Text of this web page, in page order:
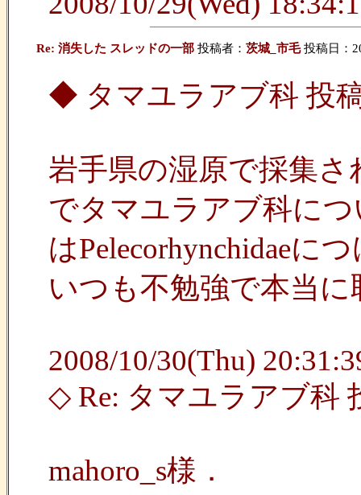
Re: 消失した スレッドの一部 投稿者： 茨城_市毛投稿日：
◆ タマユラアブ科 投
岩手県の湿原で採集
でタマユラアブ科に
はPelecorhynchidaeに
いつも不勉強で本当
2008/10/30(Thu)
◇ Re: タマユラアブ科
mahoro_s様．